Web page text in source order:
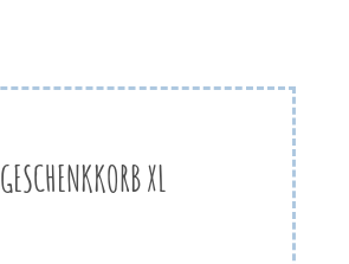
GESCHENKKORB XL